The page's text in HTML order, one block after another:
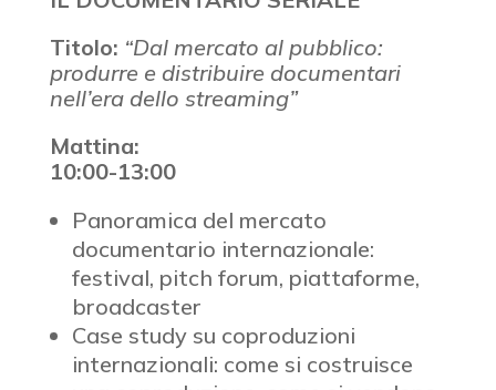
Titolo: “Dal mercato al pubblico:
produrre e distribuire documentari
nell’era dello streaming”
Mattina:
10:00-13:00
Panoramica del mercato
documentario internazionale:
festival, pitch forum, piattaforme,
broadcaster
Case study su coproduzioni
internazionali: come si costruisce